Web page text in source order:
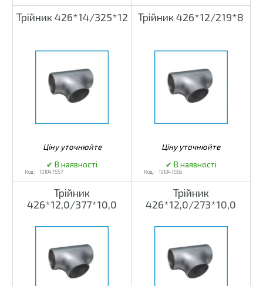
Трійник 426*14/325*12
101047557
Трійник 426*12/219*8
101047556
Трійник
426*12,0/377*10,0
Трійник
426*12,0/273*10,0